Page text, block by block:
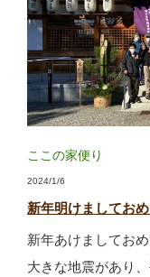
ここの家便り
2024/1/6
新年明けましてお
新年あけましてお
大きな地震があり